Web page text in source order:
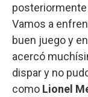
Vamos a
buen juego y
acercó
dispar y no
como Lionel